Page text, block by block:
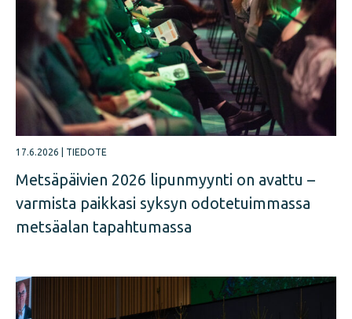
17.6.2026 TIEDOTE
Metsäpäivien 2026 lipunmyynti on avattu –
varmista paikkasi syksyn odotetuimmassa
metsäalan tapahtumassa